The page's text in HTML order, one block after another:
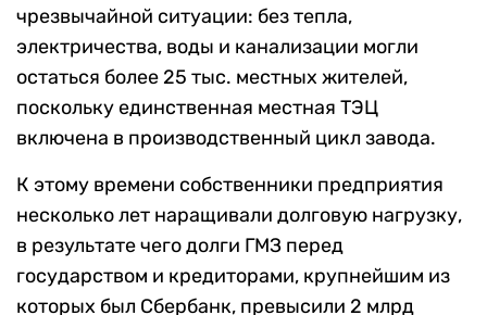
чрезвычайной ситуации: без тепла,
электричества, воды и канализации могли
остаться более 25 тыс. местных жителей,
поскольку единственная местная ТЭЦ
включена в производственный цикл завода.
К этому времени собственники предприятия
несколько лет наращивали долговую нагрузку,
в результате чего долги ГМЗ перед
государством и кредиторами, крупнейшим из
которых был Сбербанк, превысили 2 млрд